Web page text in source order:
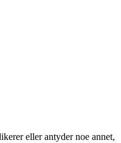
eller antyder noe annet,